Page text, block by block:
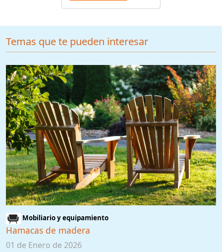
Temas que te pueden interesar
Mobiliario y equipamiento
Hamacas de madera
01 de Enero de 2026